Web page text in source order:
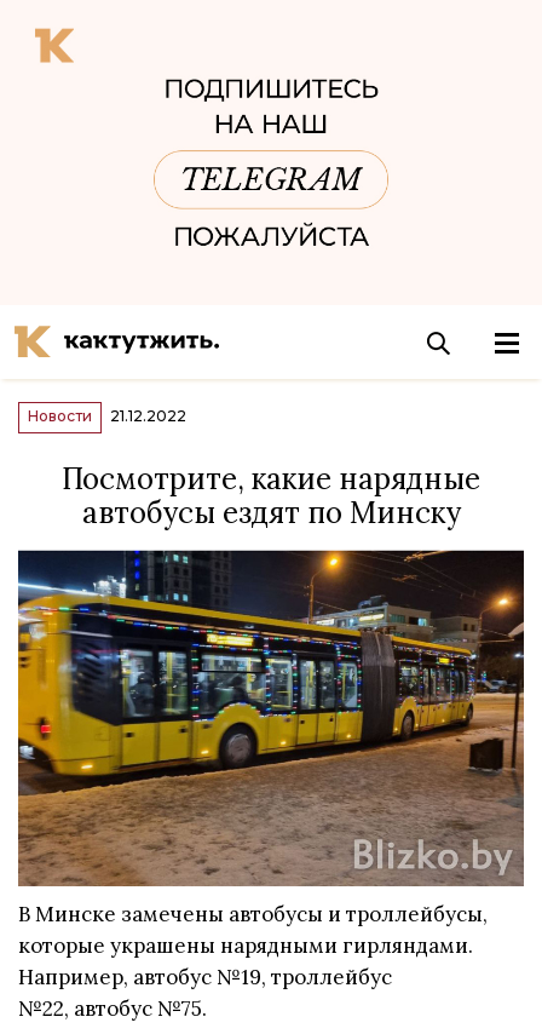
Новости 21.12.2022
Посмотрите, какие нарядные
автобусы ездят по Минску
В Минске замечены автобусы и троллейбусы,
которые украшены нарядными гирляндами.
Например, автобус №19, троллейбус
№22, автобус №75.